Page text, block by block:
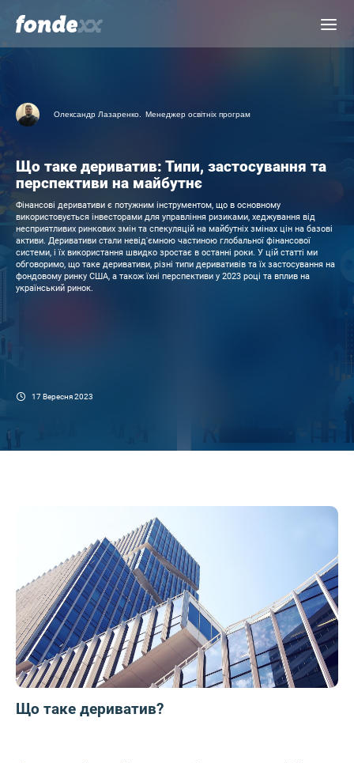
content
Menu
Олександр Лазaренко. Менеджер освітніх програм
Що таке дериватив: Типи, застосування та
перспективи на майбутнє
Фінансові деривативи є потужним інструментом, що в основному
використовується інвесторами для управління ризиками, хеджування від
несприятливих ринкових змін та спекуляцій на майбутніх змінах цін на базові
активи. Деривативи стали невід'ємною частиною глобальної фінансової
системи, і їх використання швидко зростає в останні роки. У цій статті ми
обговоримо, що таке деривативи, різні типи деривативів та їх застосування на
фондовому ринку США, а також їхні перспективи у 2023 році та вплив на
український ринок.
17 Вересня 2023
Що таке дериватив?